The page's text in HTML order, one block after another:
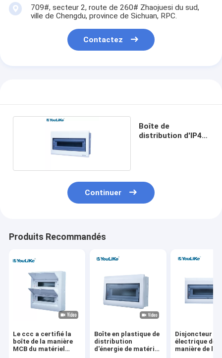
709#, secteur 2, route de 260# Zhaojuesi du sud,
ville de Chengdu, province de Sichuan, RPC.
Contactez
Boîte de
distribution d'IP40
Continuer
Produits Recommandés
Le ccc a certifié la
boîte de la manière
MCB du matériel
Boîte en plastique de
distribution
d'énergie de matériel
Disjoncteur
électrique de
manière de la